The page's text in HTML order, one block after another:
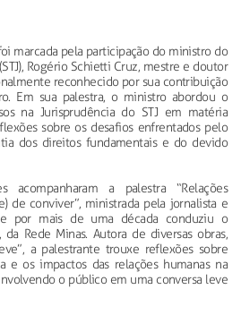
marcada pela participação do ministro do
Rogério Schietti Cruz, mestre e doutor
reconhecido por sua contribuição
Em sua palestra, o ministro abordou o
na Jurisprudência do STJ em matéria
sobre os desafios enfrentados pelo
dos direitos fundamentais e do devido
acompanharam a palestra “Relações
de conviver”, ministrada pela jornalista e
por mais de uma década conduziu o
da Rede Minas. Autora de diversas obras,
a palestrante trouxe reflexões sobre
e os impactos das relações humanas na
o público em uma conversa leve